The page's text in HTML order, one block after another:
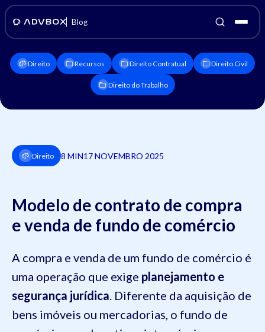
Blog
Direito Recursos Direito Contratual Direito Civil
Direito do Trabalho
Direito 8 MIN17 NOVEMBRO 2025
Modelo de contrato de compra
e venda de fundo de comércio
A compra e venda de um fundo de comércio é
uma operação que exige planejamento e
segurança jurídica. Diferente da aquisição de
bens imóveis ou mercadorias, o fundo de